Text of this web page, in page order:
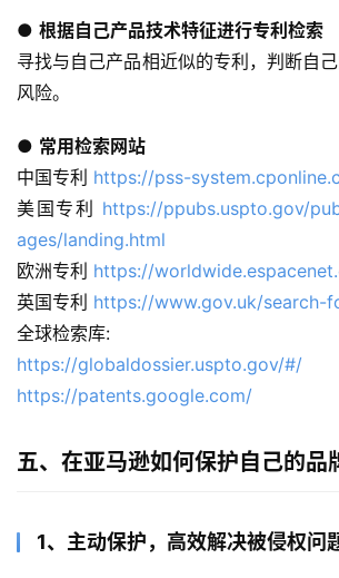
● 根据自己产品技术特征进行专利检索
寻找与自己产品相近似的专利，判断自
风险。
● 常用检索网站
中国专利 https://pss-
美国专利 https://ppubs.uspto.gov/
ages/landing.html
欧洲专利 https://
英国专利 https://www.gov.uk/search-
全球检索库:
https://globaldossier.uspto.gov/#/
https://patents.google.com/
五、在亚马逊如何保护自己的品
1、主动保护，高效解决被侵权问